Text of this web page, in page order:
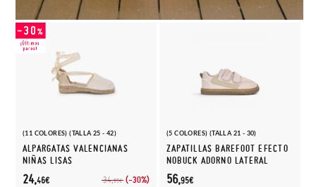
(11 COLORES) (TALLA 25 - 42)
ALPARGATAS VALENCIANAS
NIÑAS LISAS
34,95€ (-30%)
24,46€
(5 COLORES) (TALLA 21 - 30)
ZAPATILLAS BAREFOOT EFECTO
NOBUCK ADORNO LATERAL
56,95€